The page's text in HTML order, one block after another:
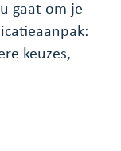
gaat om je
keuzes,